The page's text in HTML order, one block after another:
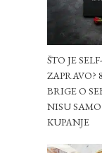
ŠTO JE
ZAPRAVO?
BRIGE O
NISU
KUPANJE